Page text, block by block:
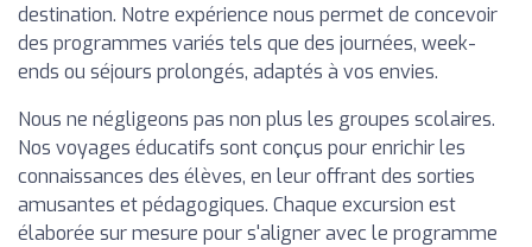
destination. Notre expérience nous permet de concevoir
des programmes variés tels que des journées, week-
ends ou séjours prolongés, adaptés à vos envies.
Nous ne négligeons pas non plus les groupes scolaires.
Nos voyages éducatifs sont conçus pour enrichir les
connaissances des élèves, en leur offrant des sorties
amusantes et pédagogiques. Chaque excursion est
élaborée sur mesure pour s'aligner avec le programme